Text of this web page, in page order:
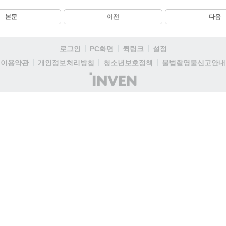
본문 이전 다음
로그인 PC화면 퀵링크
설정
이용약관
개인정보처리방침 청소년보호정책
불법촬영물신고안내
(주)
인